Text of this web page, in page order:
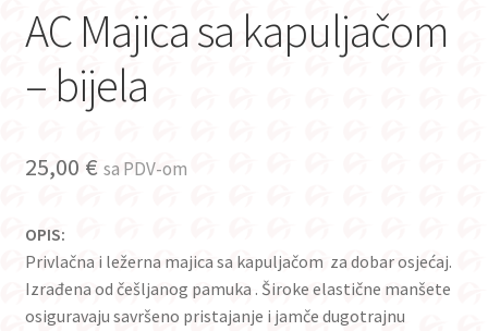
AC Majica sa kapuljačom
– bijela
25,00 € sa PDV-om
OPIS:
Privlačna i ležerna majica sa kapuljačom za dobar osjećaj.
Izrađena od češljanog pamuka . Široke elastične manšete
osiguravaju savršeno pristajanje i jamče dugotrajnu